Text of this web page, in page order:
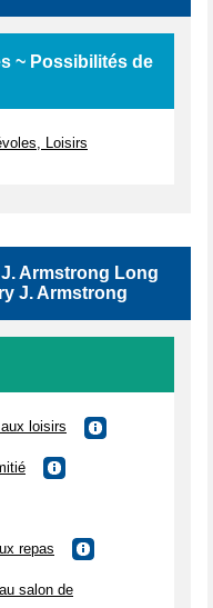
~ Possibilités de
Loisirs
Armstrong Long
J. Armstrong
loisirs
repas
salon de